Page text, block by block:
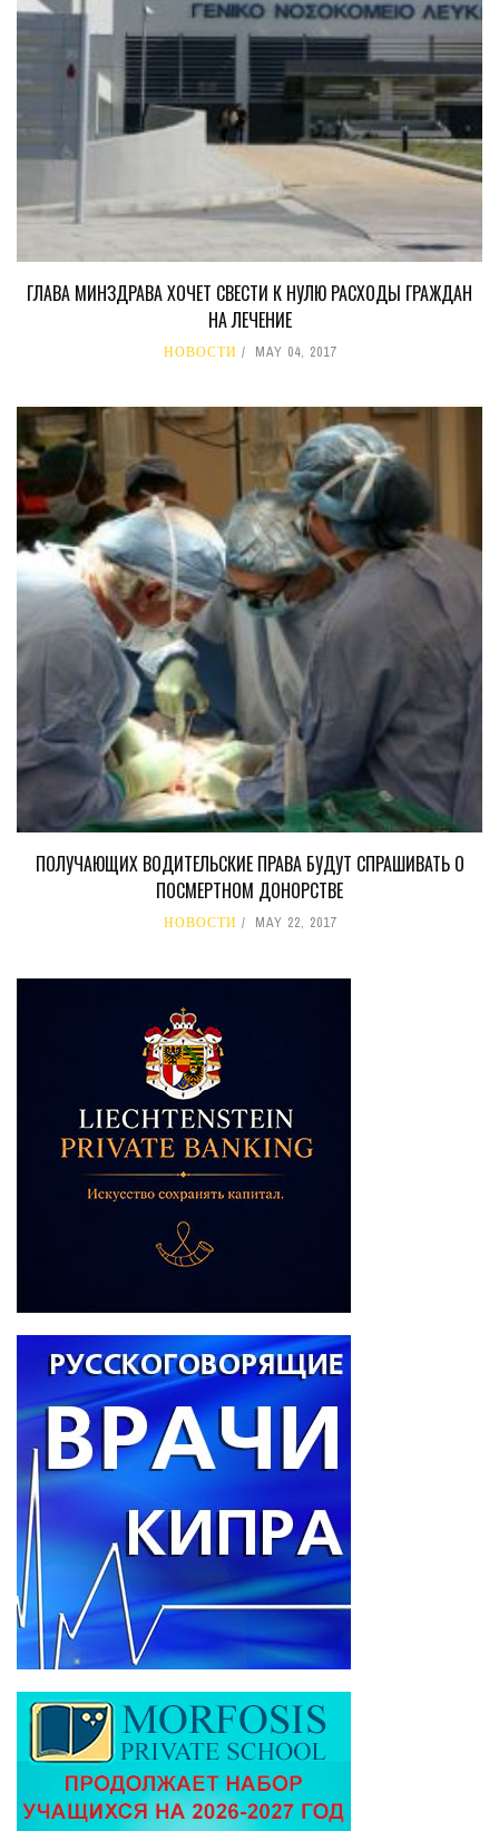
ГЛАВА МИНЗДРАВА ХОЧЕТ СВЕСТИ К НУЛЮ РАСХОДЫ ГРАЖДАН
НА ЛЕЧЕНИЕ
НОВОСТИ MAY 04, 2017
ПОЛУЧАЮЩИХ ВОДИТЕЛЬСКИЕ ПРАВА БУДУТ СПРАШИВАТЬ О
ПОСМЕРТНОМ ДОНОРСТВЕ
НОВОСТИ MAY 22, 2017